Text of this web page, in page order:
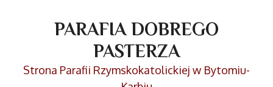
PARAFIA DOBREGO
PASTERZA
Strona Parafii Rzymskokatolickiej w Bytomiu-